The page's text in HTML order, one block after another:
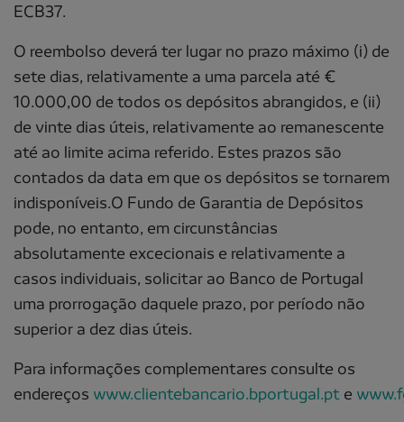
ECB37.
O reembolso deverá ter lugar no prazo máximo (i) de
sete dias, relativamente a uma parcela até €
10.000,00 de todos os depósitos abrangidos, e (ii)
de vinte dias úteis, relativamente ao remanescente
até ao limite acima referido. Estes prazos são
contados da data em que os depósitos se tornarem
indisponíveis.O Fundo de Garantia de Depósitos
pode, no entanto, em circunstâncias
absolutamente excecionais e relativamente a
casos individuais, solicitar ao Banco de Portugal
uma prorrogação daquele prazo, por período não
superior a dez dias úteis.
Para informações complementares consulte os
endereços www.clientebancario.bportugal.pt e